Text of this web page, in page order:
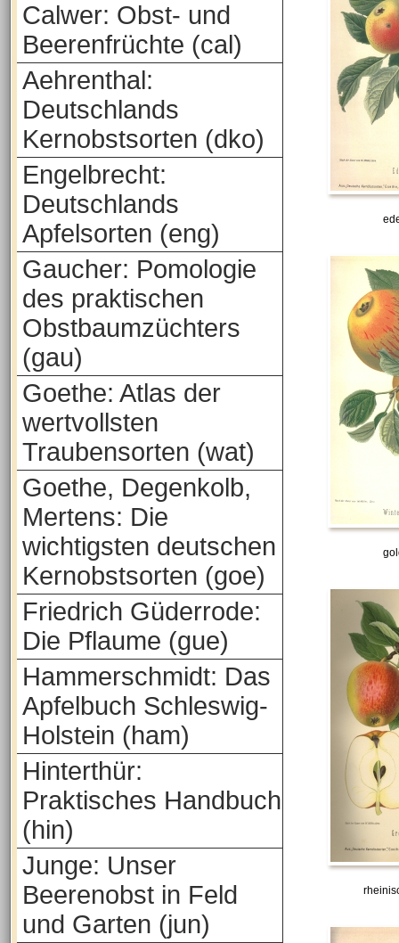
Calwer: Obst- und
Beerenfrüchte (cal)
Aehrenthal:
Deutschlands
Kernobstsorten (dko)
Engelbrecht:
Deutschlands
Apfelsorten (eng)
Gaucher: Pomologie
des praktischen
Obstbaumzüchters
(gau)
Goethe: Atlas der
wertvollsten
Traubensorten (wat)
Goethe, Degenkolb,
Mertens: Die
wichtigsten deutschen
Kernobstsorten (goe)
Friedrich Güderrode:
Die Pflaume (gue)
Hammerschmidt: Das
Apfelbuch Schleswig-
Holstein (ham)
Hinterthür:
Praktisches Handbuch
(hin)
Junge: Unser
Beerenobst in Feld
und Garten (jun)